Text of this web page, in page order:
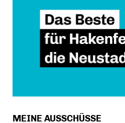
MEINE AUSSCHÜSSE